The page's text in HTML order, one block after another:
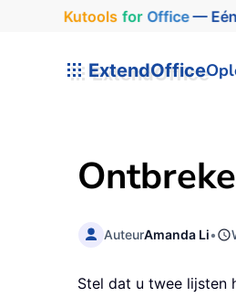
Kutools for Office— Eén
ExtendOffice
AuteurAmanda Li•
Stel dat u twee lijsten